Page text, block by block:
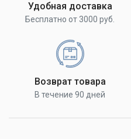
Удобная доставка
Бесплатно от 3000 руб.
Возврат товара
В течение 90 дней